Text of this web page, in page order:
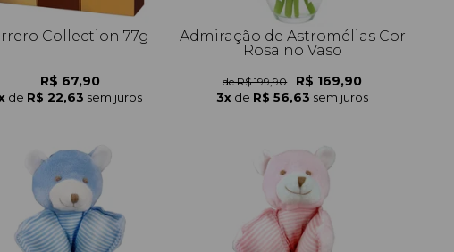
Collection 77g
R$ 67,90
de R$ 22,63 sem juros
Admiração de Astromélias Cor
Rosa no Vaso
de R$ 199,90 R$ 169,90
3x de R$ 56,63 sem juros